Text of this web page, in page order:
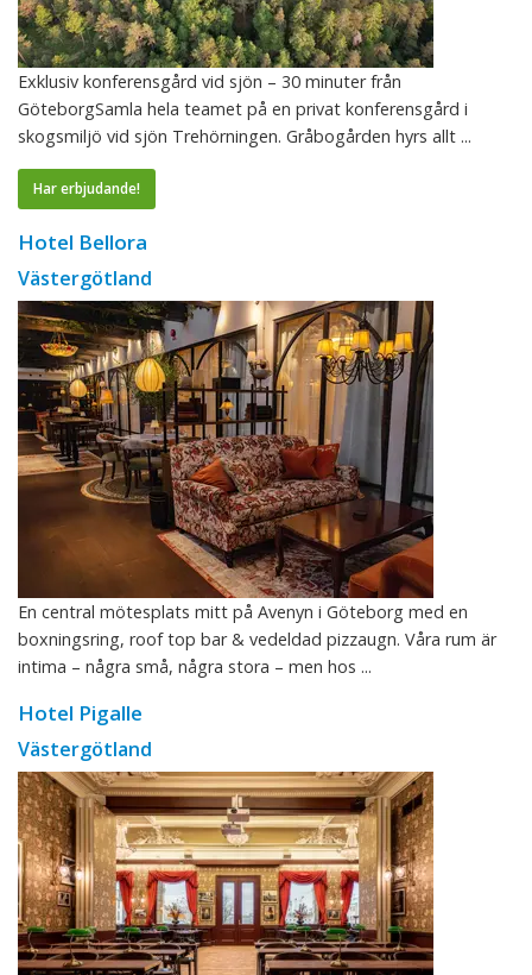
Exklusiv konferensgård vid sjön – 30 minuter från
GöteborgSamla hela teamet på en privat konferensgård i
skogsmiljö vid sjön Trehörningen. Gråbogården hyrs allt ...
Har erbjudande!
Hotel Bellora
Västergötland
En central mötesplats mitt på Avenyn i Göteborg med en
boxningsring, roof top bar & vedeldad pizzaugn. Våra rum är
intima – några små, några stora – men hos ...
Hotel Pigalle
Västergötland